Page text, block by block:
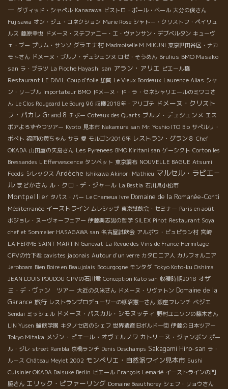
ー ダヴィッド・シャペル Kanazawa ビストロ・ポール・ベール 大分の俊さん
Fujisawa オン・ジュ・コネクション Marie Rose シャトー・クリストフ・ペイリュ
ルス 藤原幸也 ドメーヌ・ステファニー・エ・ヴァンサン・デブベルタン キューヴ
ェ・ブー プリム・サンソ グラエナ村 Madmoiselle M MIKUNI 東京世田谷区・ナカ
モトさん ドメーヌ・ブルノ・デュシェンヌ ロゼ・そうめん Brulius BMO Masako
san ラ・プラツ La Pioche Hayashi san アラン・アリエ ピエール橋
Restaurant LE DIVIL Coup d'folie 加賀 Le Vieux Bordeaux Laurence Alias シャ
ン・リーブル Importateur BMO ドメーヌ・ド・ラ・セネシャリエールのミワコさ
ん Le Clos Rougeard Le Bourg 96 収穫2018年・アリゴテ ドメーヌ・クリスト
フ・パカレ Grand 8 チボー Coteaux des Quarts ブルノ・デュシェンヌ エス
ポアよろずやつツアー Kyoto 見本市 Nakamura san Mr. Yoshio ITO Bio サぺルリ・
ポぺト 福岡の黄ちゃん サラ 愛 モルゴン2016年 レストラン・グラン８ Chef
OKADA 山田屋の矢島さん Les Pyrenees BMO Kiritani san ゲーシクト Corton les
Bressandes L'Effervescence タンペット 東京調布 NOUVELLE BAGUE Atsumi
Foods シレックス Ardèche Ishikawa Akinori Mathieu マルセル・ラピエ－
ル まどかさん ル・クロ・デ・ジャール La Bestia 石川県小松市
Montpellier タパス・バー Le Chameua Ivre Domaine de la Romanée-Conti
Méditerranée イーストライン ムレシップ 東京試飲会・セミナー Paris en août
ボジョレ・ヌーヴォーフェアー 伊藤與志男の哲学 SILEX Pinot Restaurant Soya
chef et Sommelier HASAGAWA san 名古屋試飲会 アルボワ・ピュピラン村 宮崎
LA FERME SAINT MARTIN Ganevat La Revue des Vins de France Hermitage
CPVの竹下君 cavistes japonais Autour d'un verre カタロニア人 カルフォルニア
Jeroboam Bien Boire en Beaujolais Boourgogne モンタダ Tokyo Koto-ku Oshima
JEAN LOUIS POUDOU CPVの石川君 Conception Kato san 収穫時期2018 オザ
ミ・デ・ヴァン ツアー 大近の久米さん ドメーヌ・リヴァトン Domaine de la
Garance 旅行 レストランプロデューサーの柳沼憲一さん 銀座フレンチ ベジエ
Sendai ミッシェル ドメーヌ・パスカル・シモヌッティ 野村ユニソンの藤木さん
LIN Yusen 輪飲学園 キタノセ店のシェフ 世界遺産旧ボルドー街 伊藤の日本ツアー
Tokyo Mitaka メゾン・ピエール・オヴェルノワ カトリーヌ・ジャンボン ポー
ル・ジレ street Rambla 京橋ランチ Denis Deschamps Sakagami Hino-san ラ・
ルース Château Meylet 2002 モンペリエ・自然派ワイン見本市 Sushi
Cuisinier OKADA Daisuke Berlin ピエール François Lemarié イーストラインの門
脇さん エリック・ピファーリング Domaine Beauthorey シェフ・リョウさん